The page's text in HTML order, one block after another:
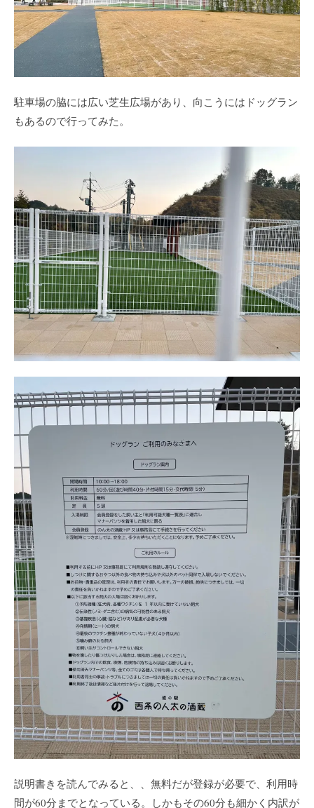
駐車場の脇には広い芝生広場があり、向こうにはドッグラン
もあるので行ってみた。
説明書きを読んでみると、、無料だが登録が必要で、利用時
間が60分までとなっている。しかもその60分も細かく内訳が